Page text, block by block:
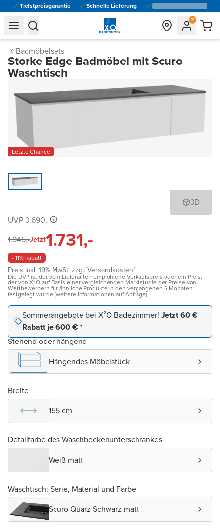
Tiefstpreisgarantie Schnelle Lieferung
general.navigation.toggle_menu.label
general.navigation.toggle_menu.label
Badmöbelsets
Storke Edge Badmöbel mit Scuro
Waschtisch
Letzte Chance
3D
UVP 3.690,-
1.945,-Jetzt1.731,-
- 11% Rabatt
Preis inkl. 19% MwSt. zzgl. Versandkosten¹
Die UVP ist der vom Lieferanten empfohlene Verkaufspreis oder ein Preis,
der von X²O auf Basis einer vergleichenden Marktstudie der Preise von
Wettbewerbern für ähnliche Produkte in den vergangenen 6 Monaten
festgelegt wurde (weitere Informationen auf Anfrage)
Sommerangebote bei X²O Badezimmer! Jetzt 60 €
Rabatt je 600 € *
Stehend oder hängend
Hängendes Möbelstück
Breite
155 cm
Detailfarbe des Waschbeckenunterschrankes
Weiß matt
Waschtisch: Serie, Material und Farbe
Scuro Quarz Schwarz matt